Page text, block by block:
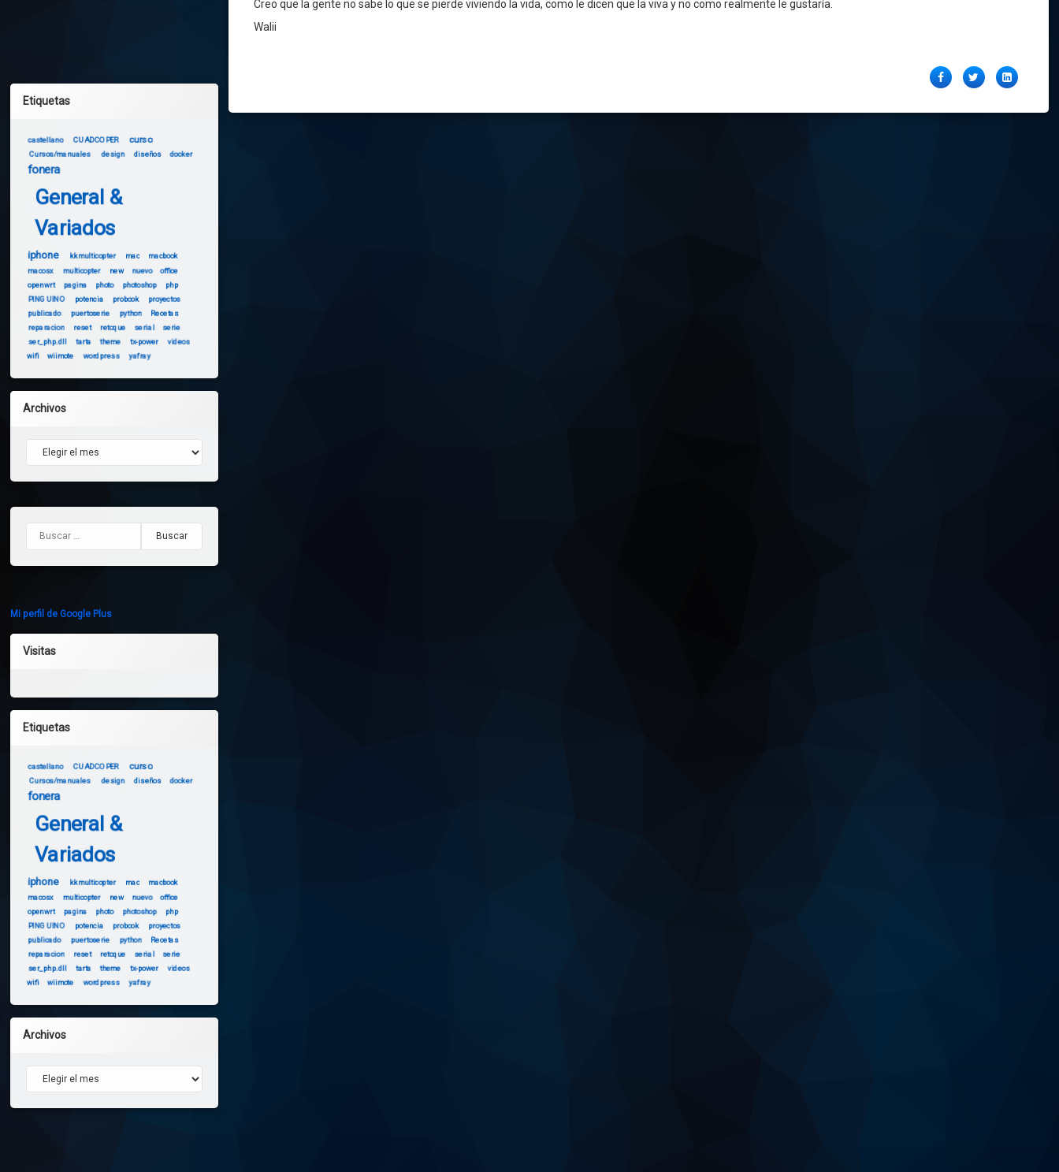
Creo que la gente no sabe lo que se pierde viviendo la vida, como le dicen que la viva y no como realmente le gustaría.
Walii
FacebookTwitterLinkedIn
Etiquetas
castellano CUADCOPER curso
Cursos/manuales design diseños docker
fonera
General &
Variados
iphone kkmulticopter mac
macbook
macosx
multicopter new nuevo
office
openwrt
pagina photo photoshop
php
PINGUINO
potencia probook
proyectos
publicado
puertoserie python
Recetas
reparacion
reset retoque serial
serie
ser_php.dll
tarta theme tx-power
videos
wifi
wiimote wordpress yafray
Archivos
Archivos
Mi perfil de Google Plus
Visitas
Etiquetas
castellano CUADCOPER curso
Cursos/manuales design diseños docker
fonera
General &
Variados
iphone kkmulticopter mac
macbook
macosx
multicopter new nuevo
office
openwrt
pagina photo photoshop
php
PINGUINO
potencia probook
proyectos
publicado
puertoserie python
Recetas
reparacion
reset retoque serial
serie
ser_php.dll
tarta theme tx-power
videos
wifi
wiimote wordpress yafray
Archivos
Archivos